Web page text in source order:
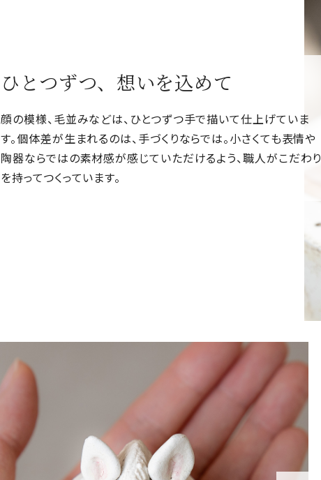
ひとつずつ、想いを込めて
顔の模様、毛並みなどは、ひとつずつ手で描いて仕上げていま
す。個体差が生まれるのは、手づくりならでは。小さくても表情や
陶器ならではの素材感が感じていただけるよう、職人がこだわり
を持ってつくっています。